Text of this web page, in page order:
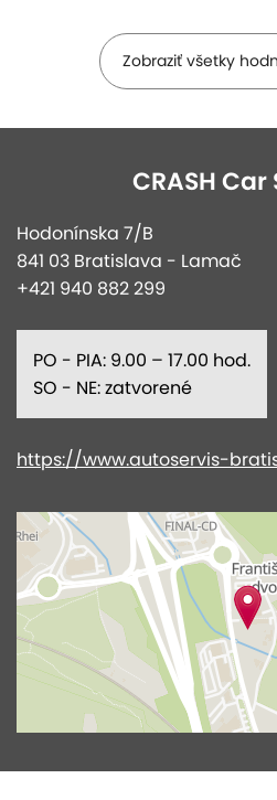
Zobraziť všetky
CRASH
Hodonínska 7/B
841 03 Bratislava - Lamač
+421 940 882 299
PO - PIA: 9.00 – 17.00 hod.
SO - NE: zatvorené
https://www.autoservis-